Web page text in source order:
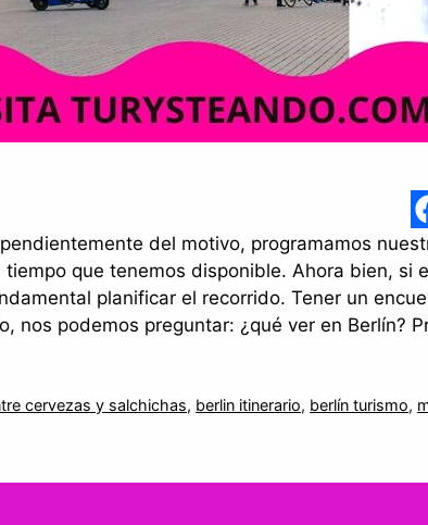
del motivo, programamos
que tenemos disponible. Ahora bien, si
planificar el recorrido. Tener un
nos podemos preguntar: ¿qué ver en Berlín?
cervezas y salchichas, berlin itinerario, berlín turismo,